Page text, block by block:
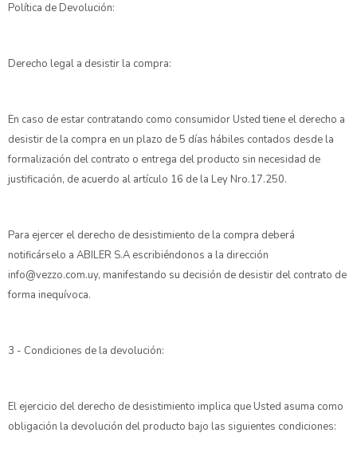
Política de Devolución:
Derecho legal a desistir la compra:
En caso de estar contratando como consumidor Usted tiene el derecho a
desistir de la compra en un plazo de 5 días hábiles contados desde la
formalización del contrato o entrega del producto sin necesidad de
justificación, de acuerdo al artículo 16 de la Ley Nro.17.250.
Para ejercer el derecho de desistimiento de la compra deberá
notificárselo a ABILER S.A escribiéndonos a la dirección
info@vezzo.com.uy, manifestando su decisión de desistir del contrato de
forma inequívoca.
3 - Condiciones de la devolución:
El ejercicio del derecho de desistimiento implica que Usted asuma como
obligación la devolución del producto bajo las siguientes condiciones: